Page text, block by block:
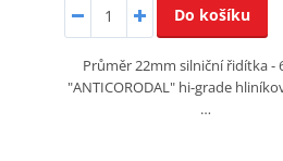
Do košíku
Průměr 22mm silniční řidítka -
"ANTICORODAL" hi-grade
…